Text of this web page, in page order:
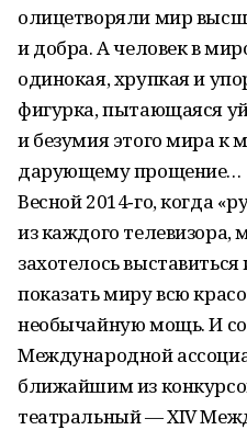
олицетворяли мир
и добра. А человек в
одинокая, хрупкая и
фигурка, пытающаяся
и безумия этого мира к
дарующему прощение…
Весной 2014‑го, когда
из каждого телевизора,
захотелось
показать миру всю
необычайную мощь. И
Международной
ближайшим из
театральный — XIV